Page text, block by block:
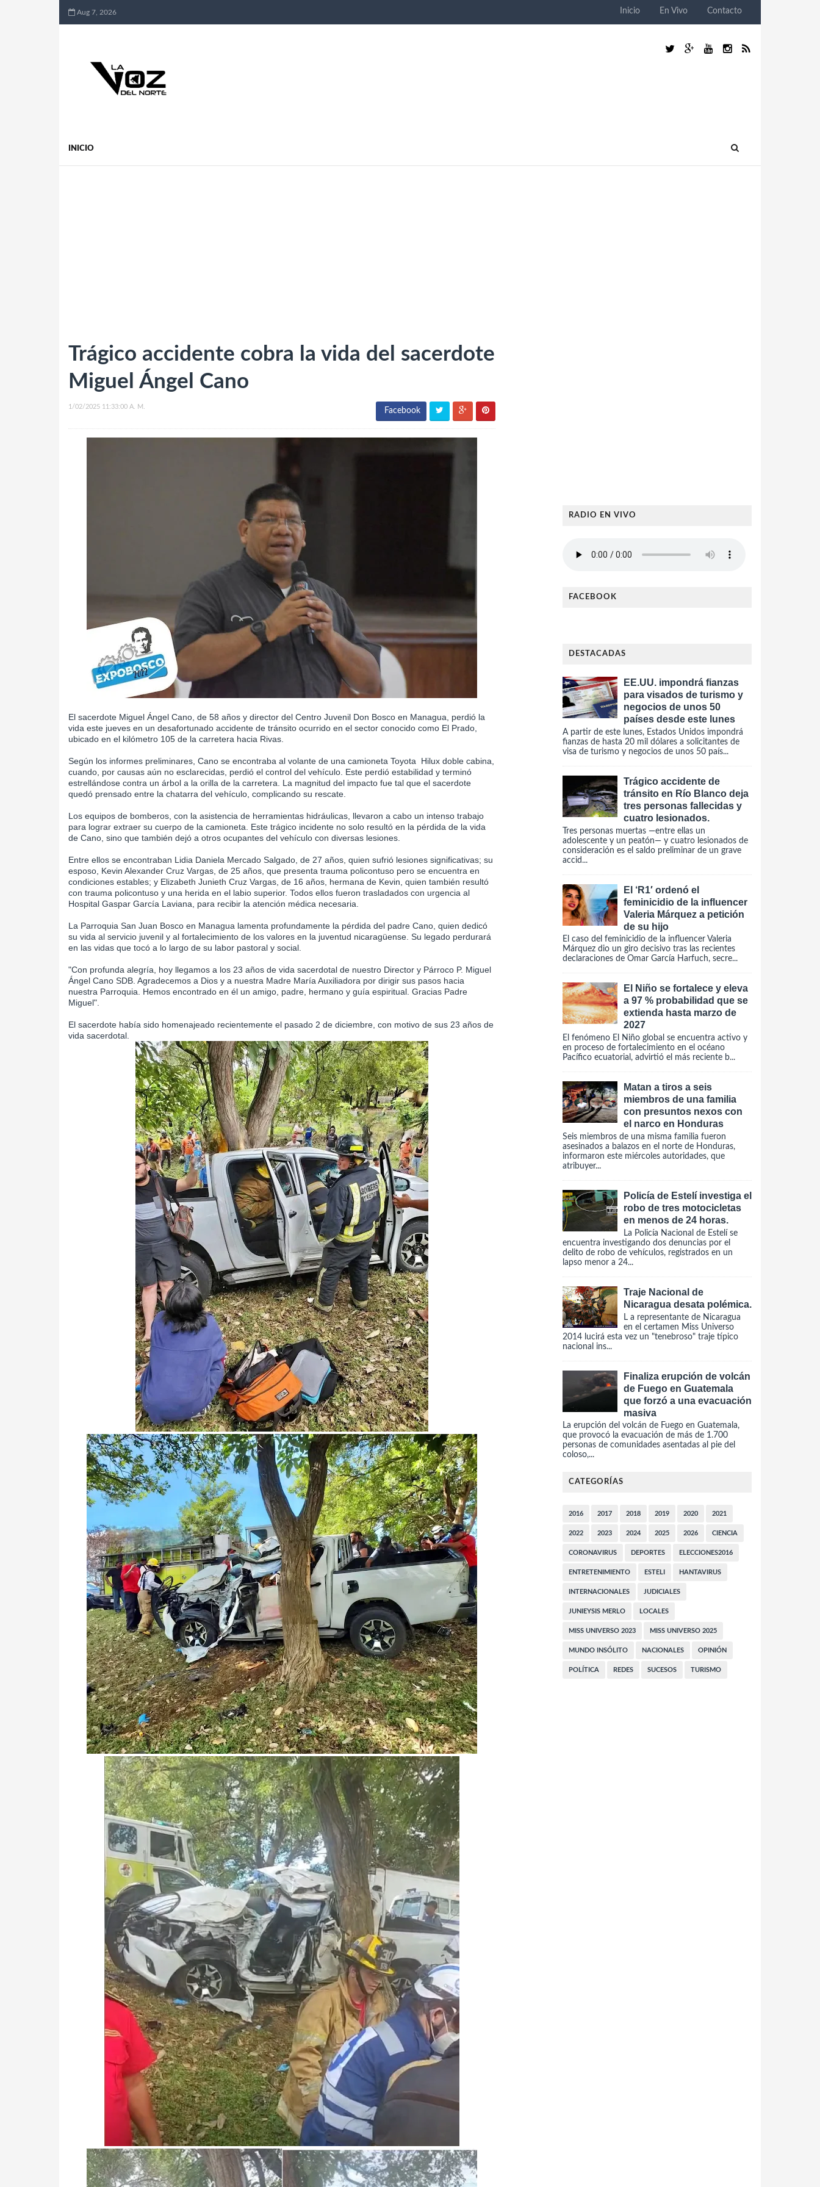
Aug 7, 2026 Inicio En Vivo Contacto
INICIO
Trágico accidente cobra la vida del sacerdote
Miguel Ángel Cano
1/02/2025 11:33:00 A. M. Facebook
El sacerdote Miguel Ángel Cano, de 58 años y director del Centro Juvenil Don Bosco en Managua, perdió la
vida este jueves en un desafortunado accidente de tránsito ocurrido en el sector conocido como El Prado,
ubicado en el kilómetro 105 de la carretera hacia Rivas.
Según los informes preliminares, Cano se encontraba al volante de una camioneta Toyota Hilux doble cabina,
cuando, por causas aún no esclarecidas, perdió el control del vehículo. Este perdió estabilidad y terminó
estrellándose contra un árbol a la orilla de la carretera. La magnitud del impacto fue tal que el sacerdote
quedó prensado entre la chatarra del vehículo, complicando su rescate.
Los equipos de bomberos, con la asistencia de herramientas hidráulicas, llevaron a cabo un intenso trabajo
para lograr extraer su cuerpo de la camioneta. Este trágico incidente no solo resultó en la pérdida de la vida
de Cano, sino que también dejó a otros ocupantes del vehículo con diversas lesiones.
Entre ellos se encontraban Lidia Daniela Mercado Salgado, de 27 años, quien sufrió lesiones significativas; su
esposo, Kevin Alexander Cruz Vargas, de 25 años, que presenta trauma policontuso pero se encuentra en
condiciones estables; y Elizabeth Junieth Cruz Vargas, de 16 años, hermana de Kevin, quien también resultó
con trauma policontuso y una herida en el labio superior. Todos ellos fueron trasladados con urgencia al
Hospital Gaspar García Laviana, para recibir la atención médica necesaria.
La Parroquia San Juan Bosco en Managua lamenta profundamente la pérdida del padre Cano, quien dedicó
su vida al servicio juvenil y al fortalecimiento de los valores en la juventud nicaragüense. Su legado perdurará
en las vidas que tocó a lo largo de su labor pastoral y social.
"Con profunda alegría, hoy llegamos a los 23 años de vida sacerdotal de nuestro Director y Párroco P. Miguel
Ángel Cano SDB. Agradecemos a Dios y a nuestra Madre María Auxiliadora por dirigir sus pasos hacia
nuestra Parroquia. Hemos encontrado en él un amigo, padre, hermano y guía espiritual. Gracias Padre
Miguel".
El sacerdote había sido homenajeado recientemente el pasado 2 de diciembre, con motivo de sus 23 años de
vida sacerdotal.
RADIO EN VIVO
FACEBOOK
DESTACADAS
EE.UU. impondrá fianzas
para visados de turismo y
negocios de unos 50
países desde este lunes
A partir de este lunes, Estados Unidos impondrá
fianzas de hasta 20 mil dólares a solicitantes de
visa de turismo y negocios de unos 50 país...
Trágico accidente de
tránsito en Río Blanco deja
tres personas fallecidas y
cuatro lesionados.
Tres personas muertas —entre ellas un
adolescente y un peatón— y cuatro lesionados de
consideración es el saldo preliminar de un grave
accid...
El ‘R1′ ordenó el
feminicidio de la influencer
Valeria Márquez a petición
de su hijo
El caso del feminicidio de la influencer Valeria
Márquez dio un giro decisivo tras las recientes
declaraciones de Omar García Harfuch, secre...
El Niño se fortalece y eleva
a 97 % probabilidad que se
extienda hasta marzo de
2027
El fenómeno El Niño global se encuentra activo y
en proceso de fortalecimiento en el océano
Pacífico ecuatorial, advirtió el más reciente b...
Matan a tiros a seis
miembros de una familia
con presuntos nexos con
el narco en Honduras
Seis miembros de una misma familia fueron
asesinados a balazos en el norte de Honduras,
informaron este miércoles autoridades, que
atribuyer...
Policía de Estelí investiga el
robo de tres motocicletas
en menos de 24 horas.
La Policía Nacional de Estelí se
encuentra investigando dos denuncias por el
delito de robo de vehículos, registrados en un
lapso menor a 24...
Traje Nacional de
Nicaragua desata polémica.
L a representante de Nicaragua
en el certamen Miss Universo
2014 lucirá esta vez un "tenebroso" traje típico
nacional ins...
Finaliza erupción de volcán
de Fuego en Guatemala
que forzó a una evacuación
masiva
La erupción del volcán de Fuego en Guatemala,
que provocó la evacuación de más de 1.700
personas de comunidades asentadas al pie del
coloso,...
CATEGORÍAS
2016 2017 2018 2019 2020 2021
2022 2023 2024 2025 2026 CIENCIA
CORONAVIRUS DEPORTES ELECCIONES2016
ENTRETENIMIENTO ESTELI HANTAVIRUS
INTERNACIONALES JUDICIALES
JUNIEYSIS MERLO LOCALES
MISS UNIVERSO 2023 MISS UNIVERSO 2025
MUNDO INSÓLITO NACIONALES OPINIÓN
POLÍTICA REDES SUCESOS TURISMO